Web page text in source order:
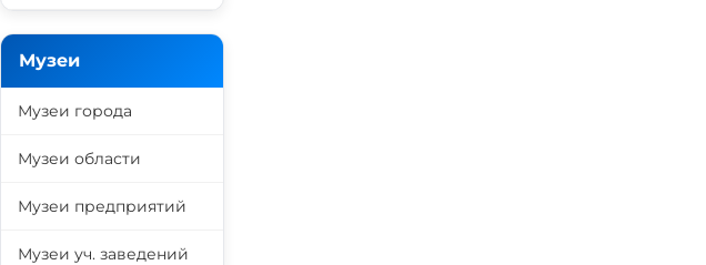
Музеи
Музеи города
Музеи области
Музеи предприятий
Музеи уч. заведений